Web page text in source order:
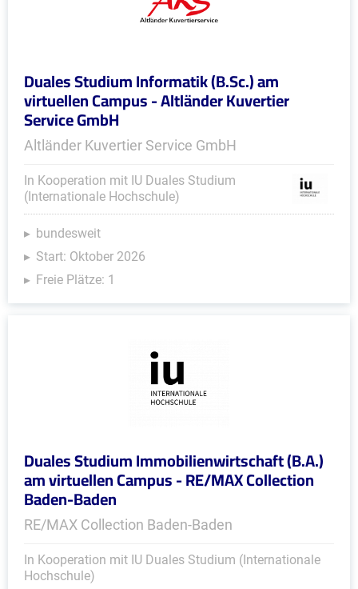
Duales Studium Informatik (B.Sc.) am
virtuellen Campus - Altländer Kuvertier
Service GmbH
Altländer Kuvertier Service GmbH
In Kooperation mit IU Duales Studium
(Internationale Hochschule)
bundesweit
Start: Oktober 2026
Freie Plätze: 1
Duales Studium Immobilienwirtschaft (B.A.)
am virtuellen Campus - RE/MAX Collection
Baden-Baden
RE/MAX Collection Baden-Baden
In Kooperation mit IU Duales Studium (Internationale
Hochschule)